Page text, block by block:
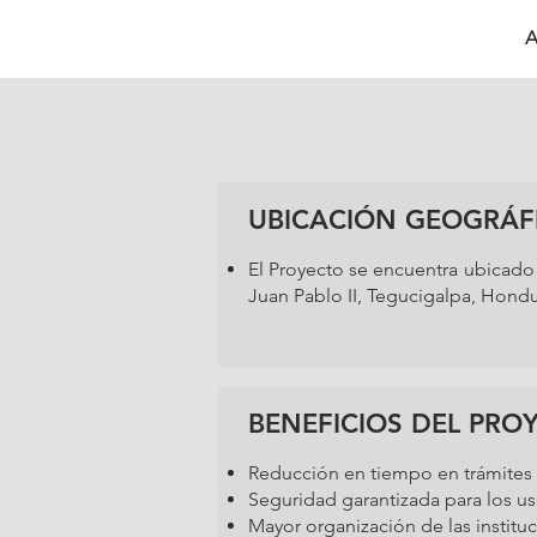
UBICACIÓN
El Proyecto se encuentra
Juan Pablo II, Tegucigalpa,
BENEFICIOS DEL
Reducción en tiempo en trámites
Seguridad garantizada para los
Mayor organización de las